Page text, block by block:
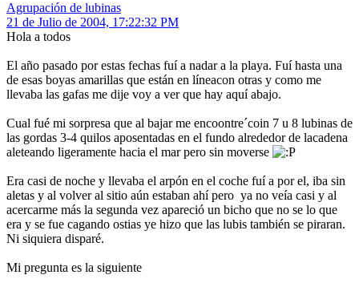
Agrupación de lubinas
21 de Julio de 2004, 17:22:32 PM
Hola a todos
El año pasado por estas fechas fuí a nadar a la playa. Fuí hasta una
de esas boyas amarillas que están en líneacon otras y como me
llevaba las gafas me dije voy a ver que hay aquí abajo.
Cual fué mi sorpresa que al bajar me encoontre´coin 7 u 8 lubinas de
las gordas 3-4 quilos aposentadas en el fundo alrededor de lacadena
aleteando ligeramente hacia el mar pero sin moverse
Era casi de noche y llevaba el arpón en el coche fuí a por el, iba sin
aletas y al volver al sitio aún estaban ahí pero ya no veía casi y al
acercarme más la segunda vez apareció un bicho que no se lo que
era y se fue cagando ostias ye hizo que las lubis también se piraran.
Ni siquiera disparé.
Mi pregunta es la siguiente